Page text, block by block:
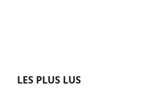
LES PLUS LUS